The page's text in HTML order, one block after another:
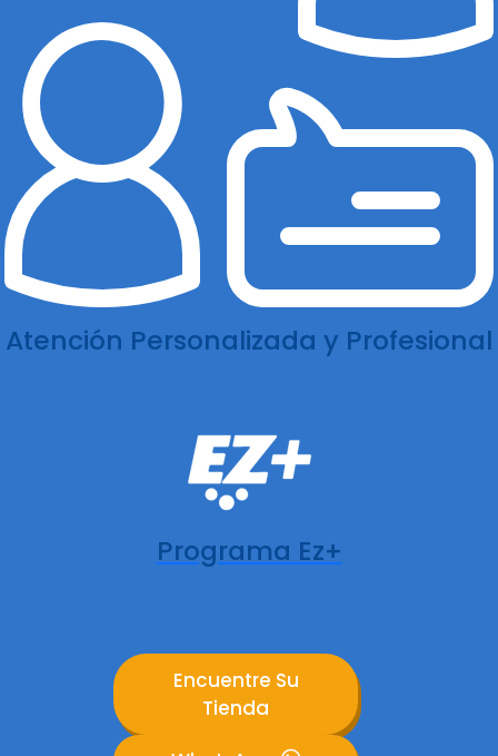
Atención Personalizada y Profesional
Programa Ez+
Encuentre Su
Tienda